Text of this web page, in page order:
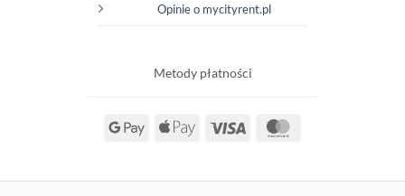
Opinie o mycityrent.pl
Metody płatności
Google
Apple
Visa